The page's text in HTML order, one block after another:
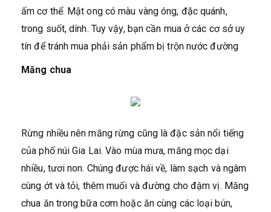
ấm cơ thể. Mật ong có màu vàng óng, đặc quánh,
trong suốt, dính. Tuy vậy, bạn cần mua ở các cơ sở uy
tín để tránh mua phải sản phẩm bị trộn nước đường
Măng chua
Rừng nhiều nên măng rừng cũng là đặc sản nổi tiếng
của phố núi Gia Lai. Vào mùa mưa, măng mọc dại
nhiều, tươi non. Chúng được hái về, làm sạch và ngâm
cùng ớt và tỏi, thêm muối và đường cho đậm vị. Măng
chua ăn trong bữa cơm hoặc ăn cùng các loại bún,